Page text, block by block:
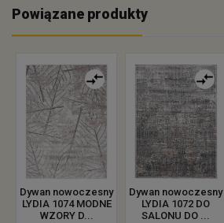
Powiązane produkty
Dywan nowoczesny
LYDIA 1074 MODNE
WZORY D...
Dywan nowoczesny
LYDIA 1072 DO
SALONU DO ...